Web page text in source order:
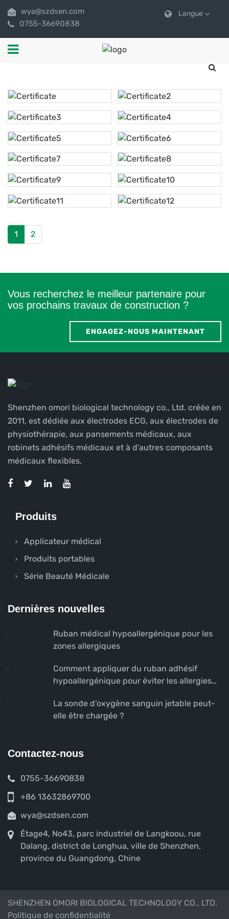
wya@szdsen.com
0755-36690838
Langue
1 2
Vous recherchez le meilleur partenaire pour
vos prochains travaux de construction ?
ENGAGEZ-NOUS MAINTENANT
Shenzhen omori biological technology co., Ltd. créée en
2011, est dédiée aux électrodes ECG, aux électrodes de
physiothérapie, aux pansements médicaux, aux
robinets adhésifs médicaux et à d’autres composants
médicaux flexibles.
Produits
Applicateur médical
Produits portables
Série Beauté Médicale
Dernières nouvelles
Ruban médical hypoallergénique pour les
zones allergiques
Comment appliquer du ruban adhésif
hypoallergénique pour éviter les allergies
La sonde d’oxygène sanguin jetable peut-
elle être chargée ?
Contactez-nous
0755-36690838
+86 13632869700
wya@szdsen.com
Étage4, No43, parc industriel de Langkoou, rue
Dalang, district de Longhua, ville de Shenzhen,
province du Guangdong, Chine
SHENZHEN OMORI BIOLOGICAL TECHNOLOGY CO., LTD.
Politique de confidentialité